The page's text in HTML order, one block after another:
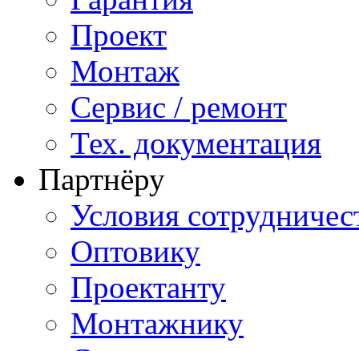
Проект
Монтаж
Сервис / ремонт
Тех. документация
Партнёру
Условия
Оптовику
Проектанту
Монтажнику